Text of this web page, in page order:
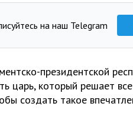
на наш Telegram
президентской
царь, который решает
создать такое